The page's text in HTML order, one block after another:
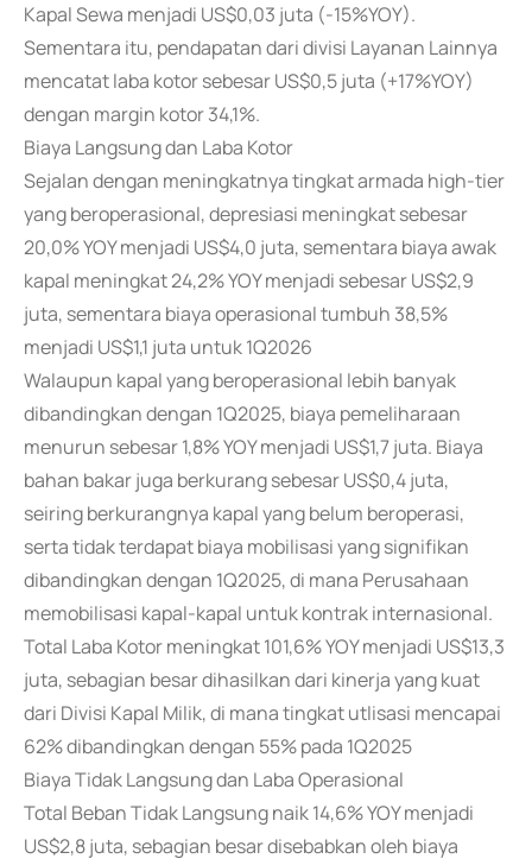
Kapal Sewa menjadi US$0,03 juta (-15%YOY).
Sementara itu, pendapatan dari divisi Layanan Lainnya
mencatat laba kotor sebesar US$0,5 juta (+17%YOY)
dengan margin kotor 34,1%.
Biaya Langsung dan Laba Kotor
Sejalan dengan meningkatnya tingkat armada high-tier
yang beroperasional, depresiasi meningkat sebesar
20,0% YOY menjadi US$4,0 juta, sementara biaya awak
kapal meningkat 24,2% YOY menjadi sebesar US$2,9
juta, sementara biaya operasional tumbuh 38,5%
menjadi US$1,1 juta untuk 1Q2026
Walaupun kapal yang beroperasional lebih banyak
dibandingkan dengan 1Q2025, biaya pemeliharaan
menurun sebesar 1,8% YOY menjadi US$1,7 juta. Biaya
bahan bakar juga berkurang sebesar US$0,4 juta,
seiring berkurangnya kapal yang belum beroperasi,
serta tidak terdapat biaya mobilisasi yang signifikan
dibandingkan dengan 1Q2025, di mana Perusahaan
memobilisasi kapal-kapal untuk kontrak internasional.
Total Laba Kotor meningkat 101,6% YOY menjadi US$13,3
juta, sebagian besar dihasilkan dari kinerja yang kuat
dari Divisi Kapal Milik, di mana tingkat utlisasi mencapai
62% dibandingkan dengan 55% pada 1Q2025
Biaya Tidak Langsung dan Laba Operasional
Total Beban Tidak Langsung naik 14,6% YOY menjadi
US$2,8 juta, sebagian besar disebabkan oleh biaya